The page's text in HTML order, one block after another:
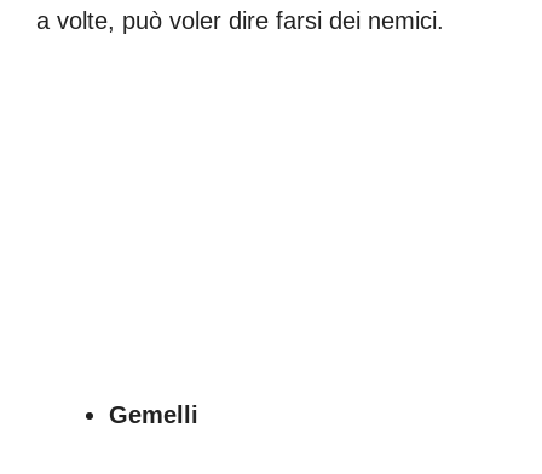
a volte, può voler dire farsi dei nemici.
Gemelli